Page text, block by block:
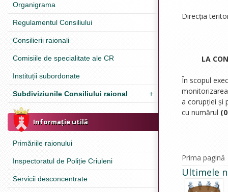
Organigrama
Regulamentul Consiliului
Consilierii raionali
Comisiile de specialitate ale CR
Instituții subordonate
Subdiviziunile Consiliului raional +
Informație utilă
Primăriile raionului
Inspectoratul de Poliție Criuleni
Servicii desconcentrate
Direcția
LA
În scopul
a corupției și
cu numărul
Prima pagină
Ultimele